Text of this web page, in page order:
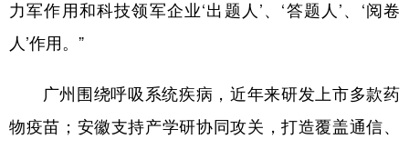
力军作用和科技领军企业‘出题人’、‘答题人’、‘阅卷
人’作用。”
广州围绕呼吸系统疾病，近年来研发上市多款药
物疫苗；安徽支持产学研协同攻关，打造覆盖通信、